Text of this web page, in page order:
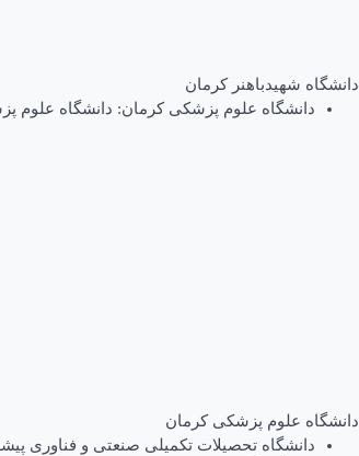
دانشگاه شهیدباهنر کرمان
دانشگاه علوم پزشکی کرمان: دانشگاه علوم
دانشگاه علوم پزشکی کرمان
دانشگاه تحصیلات تکمیلی صنعتی و فناوری